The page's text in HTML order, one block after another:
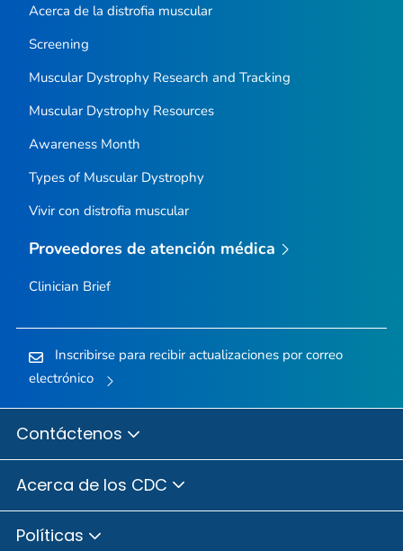
Acerca de la distrofia muscular
Screening
Muscular Dystrophy Research and Tracking
Muscular Dystrophy Resources
Awareness Month
Types of Muscular Dystrophy
Vivir con distrofia muscular
Proveedores de atención médica
Clinician Brief
Inscribirse para recibir actualizaciones por correo
electrónico
Contáctenos
Acerca de los CDC
Políticas